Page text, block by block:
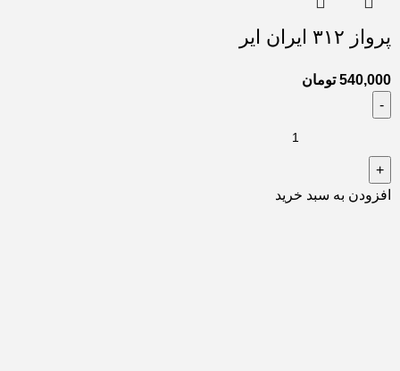
پرواز ۳۱۲ ایران ایر
540,000 تومان
افزودن به سبد خرید